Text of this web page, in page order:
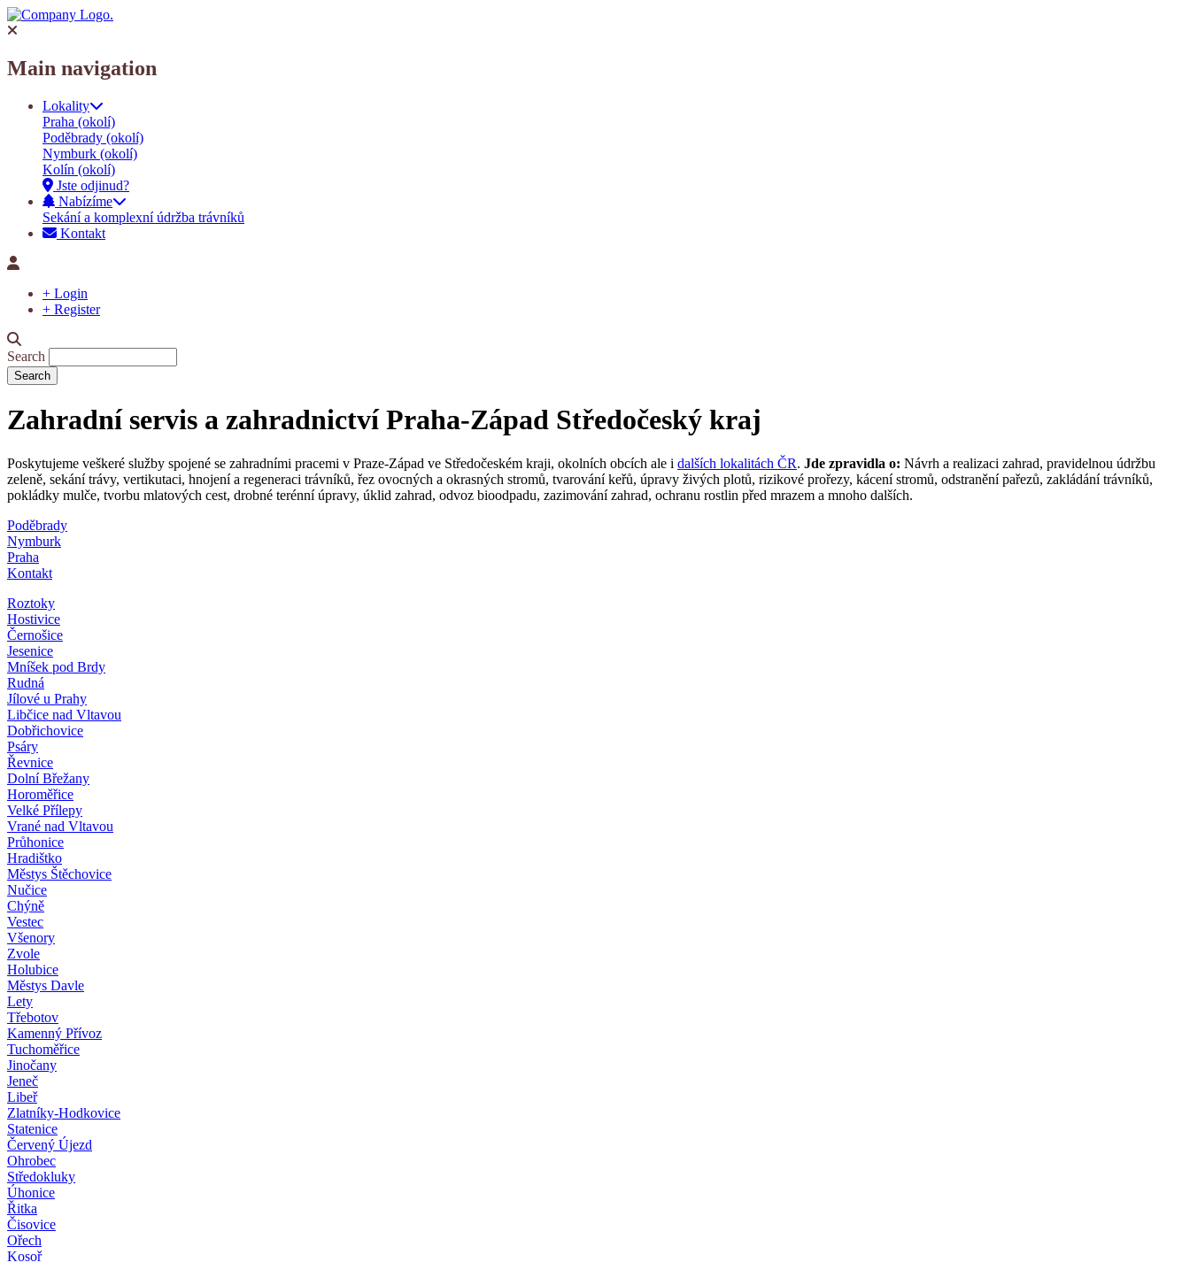
Main navigation
Lokality
Praha (okolí)
Poděbrady (okolí)
Nymburk (okolí)
Kolín (okolí)
Jste odjinud?
Nabízíme
Sekání a komplexní údržba trávníků
Kontakt
+ Login
+ Register
Search
Zahradní servis a zahradnictví Praha-Západ Středočeský kraj
Poskytujeme veškeré služby spojené se zahradními pracemi v Praze-Západ ve Středočeském kraji, okolních obcích ale i dalších lokalitách ČR. Jde zpravidla o: Návrh a realizaci zahrad, pravidelnou údržbu
zeleně, sekání trávy, vertikutaci, hnojení a regeneraci trávníků, řez ovocných a okrasných stromů, tvarování keřů, úpravy živých plotů, rizikové prořezy, kácení stromů, odstranění pařezů, zakládání trávníků,
pokládky mulče, tvorbu mlatových cest, drobné terénní úpravy, úklid zahrad, odvoz bioodpadu, zazimování zahrad, ochranu rostlin před mrazem a mnoho dalších.
Poděbrady
Nymburk
Praha
Kontakt
Roztoky
Hostivice
Černošice
Jesenice
Mníšek pod Brdy
Rudná
Jílové u Prahy
Libčice nad Vltavou
Dobřichovice
Psáry
Řevnice
Dolní Břežany
Horoměřice
Velké Přílepy
Vrané nad Vltavou
Průhonice
Hradištko
Městys Štěchovice
Nučice
Chýně
Vestec
Všenory
Zvole
Holubice
Městys Davle
Lety
Třebotov
Kamenný Přívoz
Tuchoměřice
Jinočany
Jeneč
Libeř
Zlatníky-Hodkovice
Statenice
Červený Újezd
Ohrobec
Středokluky
Úhonice
Řitka
Čisovice
Ořech
Kosoř